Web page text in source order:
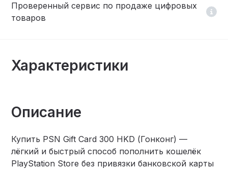
Проверенный сервис по продаже цифровых
товаров
Характеристики
Описание
Купить PSN Gift Card 300 HKD (Гонконг) —
лёгкий и быстрый способ пополнить кошелёк
PlayStation Store без привязки банковской карты